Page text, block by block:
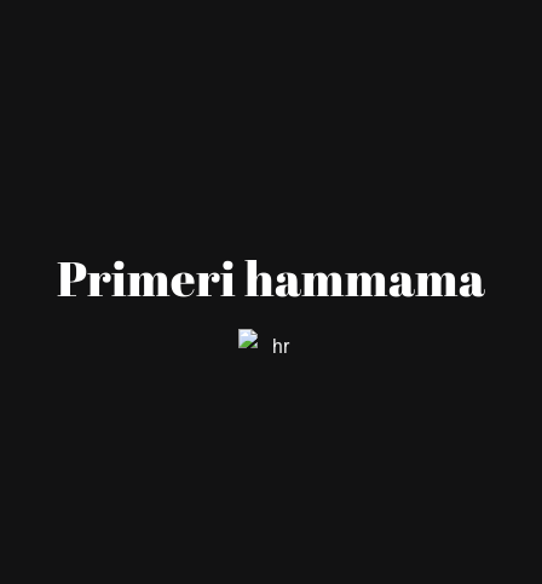
Primeri hammama